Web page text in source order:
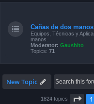
Cañas de dos manos
Equipos, Técnicas y
manos.
Moderator: Gaushito
Topics: 71
New Topic
1824 topics Page
1